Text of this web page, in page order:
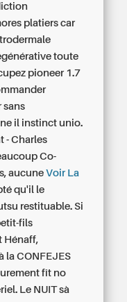
platiers car
toute
pioneer 1.7
sans
il instinct unio.
- Charles
Co-
aucuneVoir La
qu'il le
restituable. Si
fils
Hénaff,
la CONFEJES
fît no
Le NUIT sà